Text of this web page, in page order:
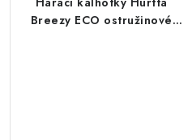
Breezy ECO ostružinové